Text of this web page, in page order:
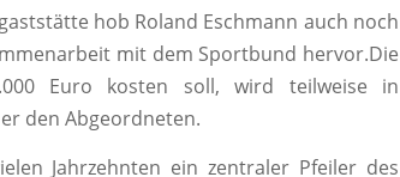
hob Roland Eschmann auch noch
mit dem Sportbund hervor.Die
Euro kosten soll, wird teilweise in
den Abgeordneten.
Jahrzehnten ein zentraler Pfeiler des